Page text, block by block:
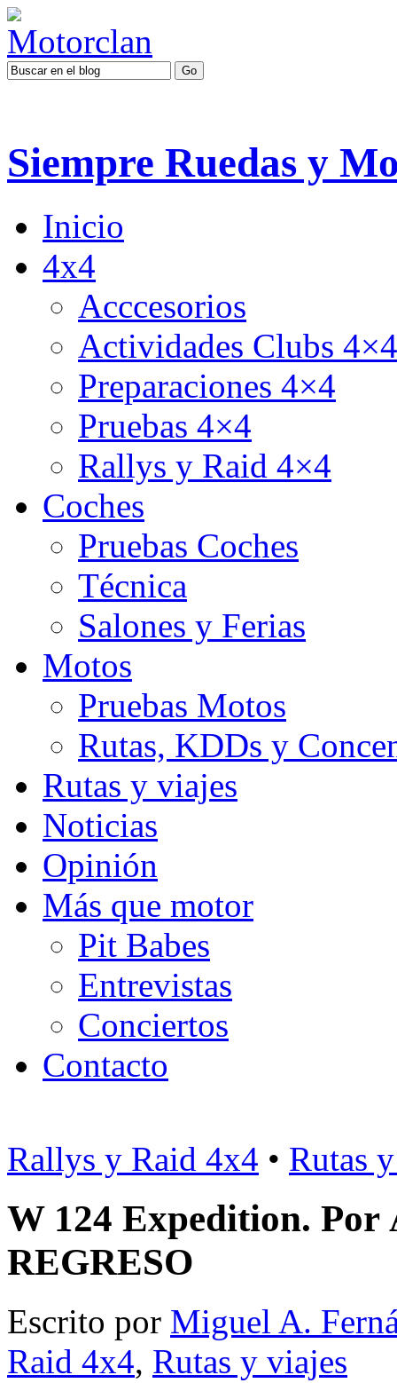
Siempre Ruedas y
Inicio
4x4
Acccesorios
Actividades Clubs 4×4
Preparaciones 4×4
Pruebas 4×4
Rallys y Raid 4×4
Coches
Pruebas Coches
Técnica
Salones y Ferias
Motos
Pruebas Motos
Rutas, KDDs y
Rutas y viajes
Noticias
Opinión
Más que motor
Pit Babes
Entrevistas
Conciertos
Contacto
Rallys y Raid 4x4 • Rutas
W 124 Expedition. Por
REGRESO
Escrito por Miguel A.
Raid 4x4, Rutas y viajes